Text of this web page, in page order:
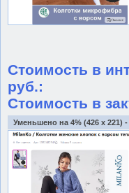
Стоимость в
руб.:
Стоимость в
Уменьшено на 4% (426 x 221)